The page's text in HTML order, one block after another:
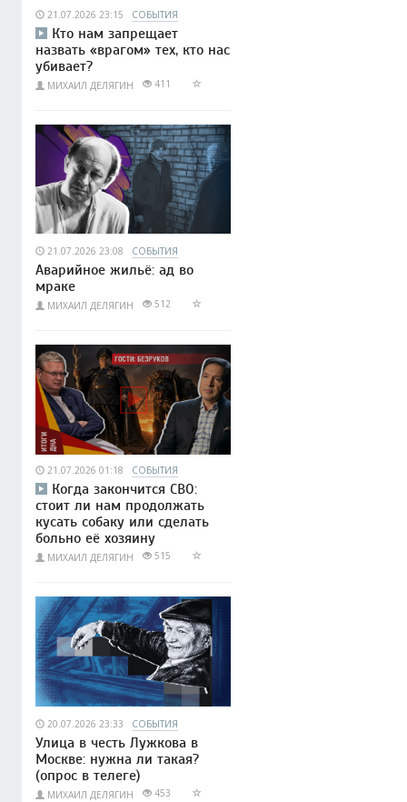
21.07.2026 23:15 СОБЫТИЯ
Кто нам запрещает
назвать «врагом» тех, кто нас
убивает?
МИХАИЛ ДЕЛЯГИН 411
21.07.2026 23:08 СОБЫТИЯ
Аварийное жильё: ад во
мраке
МИХАИЛ ДЕЛЯГИН 512
21.07.2026 01:18 СОБЫТИЯ
Когда закончится СВО:
стоит ли нам продолжать
кусать собаку или сделать
больно её хозяину
МИХАИЛ ДЕЛЯГИН 515
20.07.2026 23:33 СОБЫТИЯ
Улица в честь Лужкова в
Москве: нужна ли такая?
(опрос в телеге)
МИХАИЛ ДЕЛЯГИН 453